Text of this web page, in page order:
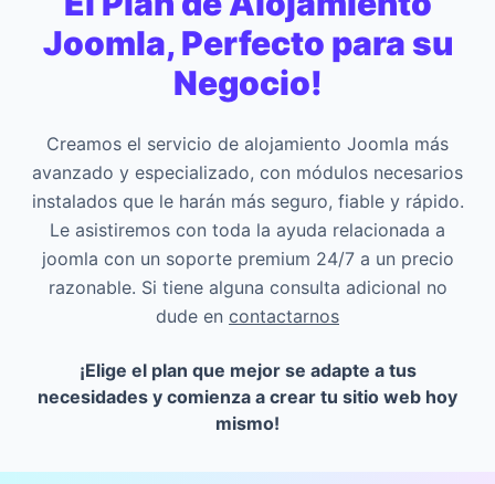
Joomla, Perfecto para su
Negocio!
Creamos el servicio de alojamiento Joomla más
avanzado y especializado, con módulos necesarios
instalados que le harán más seguro, fiable y rápido.
Le asistiremos con toda la ayuda relacionada a
joomla con un soporte premium 24/7 a un precio
razonable. Si tiene alguna consulta adicional no
dude en contactarnos
¡Elige el plan que mejor se adapte a tus
necesidades y comienza a crear tu sitio web hoy
mismo!